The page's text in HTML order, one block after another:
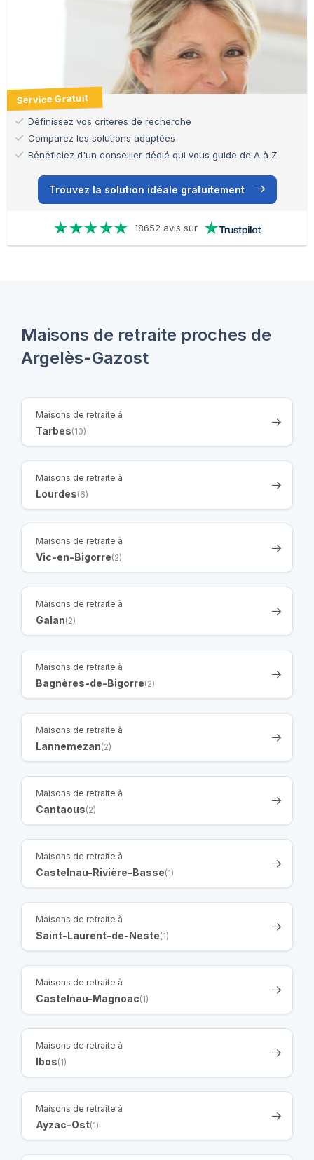
Service Gratuit
Définissez vos critères de recherche
Comparez les solutions adaptées
Bénéficiez d'un conseiller dédié qui vous guide de A à Z
Trouvez la solution idéale gratuitement
18652 avis sur
Maisons de retraite proches de
Argelès-Gazost
Maisons de retraite à
Tarbes(10)
Maisons de retraite à
Lourdes(6)
Maisons de retraite à
Vic-en-Bigorre(2)
Maisons de retraite à
Galan(2)
Maisons de retraite à
Bagnères-de-Bigorre(2)
Maisons de retraite à
Lannemezan(2)
Maisons de retraite à
Cantaous(2)
Maisons de retraite à
Castelnau-Rivière-Basse(1)
Maisons de retraite à
Saint-Laurent-de-Neste(1)
Maisons de retraite à
Castelnau-Magnoac(1)
Maisons de retraite à
Ibos(1)
Maisons de retraite à
Ayzac-Ost(1)